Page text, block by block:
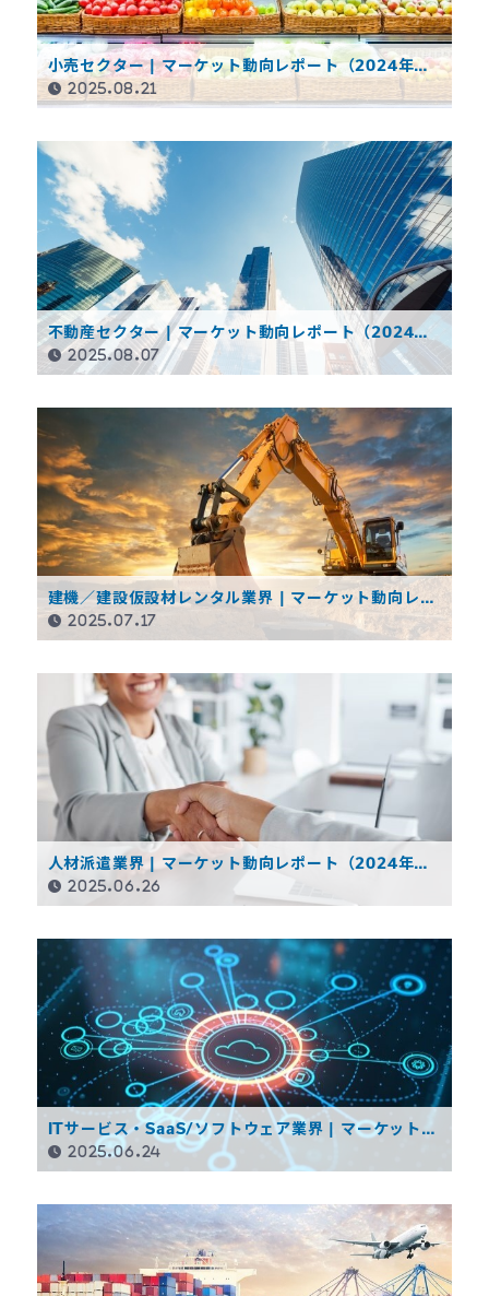
小売セクター | マーケット動向レポート（2024年度
決算概要）
2025.08.21
不動産セクター | マーケット動向レポート（2024年
度決算概要）
2025.08.07
建機／建設仮設材レンタル業界 | マーケット動向レ
ポート（2025年7月）
2025.07.17
人材派遣業界 | マーケット動向レポート（2024年度
通期）
2025.06.26
ITサービス・SaaS/ソフトウェア業界 | マーケット動
向レポート（2025年3月期）
2025.06.24